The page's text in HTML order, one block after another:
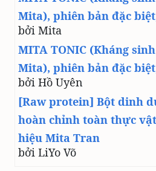
Mita), phiên bản đặc
bởi Mita
MITA TONIC (Kháng
Mita), phiên bản đặc
bởi Hồ Uyên
[Raw protein] Bột dinh
hoàn chỉnh toàn thực
hiệu Mita Tran
bởi LiYo Võ